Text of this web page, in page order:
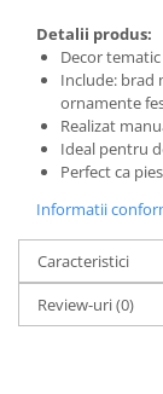
Detalii produs:
Decor
Include: brad
ornamente
Realizat
Ideal pentru
Perfect ca
Informatii
Caracteristici
Review-uri(0)